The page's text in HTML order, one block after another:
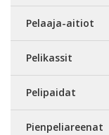
Pelaaja-aitiot
Pelikassit
Pelipaidat
Pienpeliareenat